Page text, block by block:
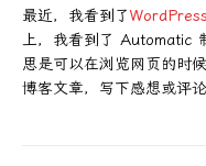
最近，我看到了
上，我看到了 Automatic
思是可以在浏览网页的时
博客文章，写下感想或评论